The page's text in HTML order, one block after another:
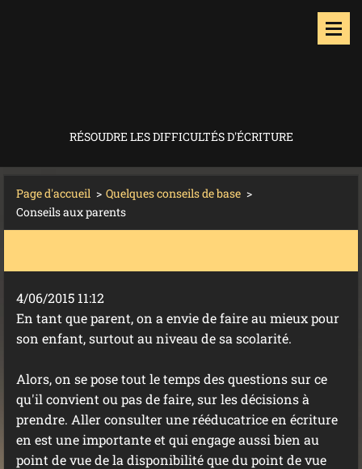
RÉSOUDRE LES DIFFICULTÉS D'ÉCRITURE
Page d'accueil > Quelques conseils de base >
Conseils aux parents
4/06/2015 11:12
En tant que parent, on a envie de faire au mieux pour
son enfant, surtout au niveau de sa scolarité.
Alors, on se pose tout le temps des questions sur ce
qu'il convient ou pas de faire, sur les décisions à
prendre. Aller consulter une rééducatrice en écriture
en est une importante et qui engage aussi bien au
point de vue de la disponibilité que du point de vue